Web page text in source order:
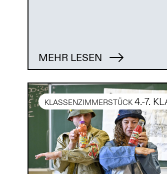
MEHR LESEN
KLASSENZIMMERSTÜCK4.-7.